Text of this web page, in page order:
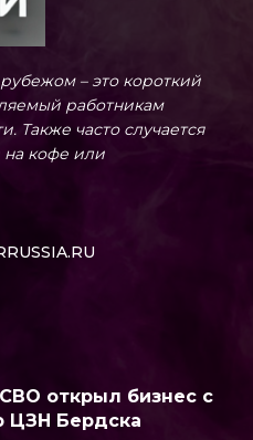
– это короткий
работникам
Также часто случается
кофе или
открыл бизнес с
ЦЗН Бердска